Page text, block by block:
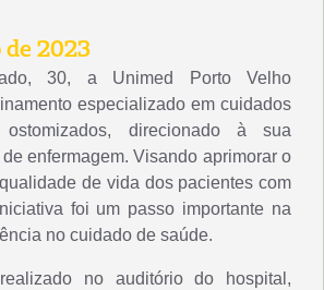
2023
30, a Unimed Porto Velho
especializado em cuidados
direcionado à sua
enfermagem. Visando aprimorar o
de vida dos pacientes com
foi um passo importante na
no cuidado de saúde.
no auditório do hospital,